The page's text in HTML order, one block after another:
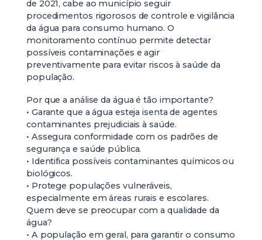
de 2021, cabe ao município seguir
procedimentos rigorosos de controle e vigilância
da água para consumo humano. O
monitoramento contínuo permite detectar
possíveis contaminações e agir
preventivamente para evitar riscos à saúde da
população.
Por que a análise da água é tão importante?
• Garante que a água esteja isenta de agentes
contaminantes prejudiciais à saúde.
• Assegura conformidade com os padrões de
segurança e saúde pública.
• Identifica possíveis contaminantes químicos ou
biológicos.
• Protege populações vulneráveis,
especialmente em áreas rurais e escolares.
Quem deve se preocupar com a qualidade da
água?
• A população em geral, para garantir o consumo